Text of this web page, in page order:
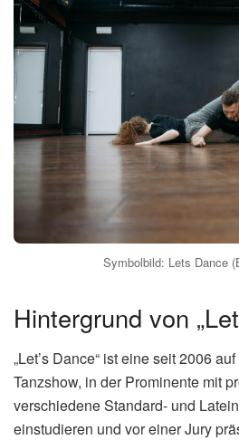
Symbolbild: Lets Dance
Hintergrund von
„Let’s Dance“ ist eine seit 2006
Tanzshow, in der Prominente mit
verschiedene Standard- und
einstudieren und vor einer Jury